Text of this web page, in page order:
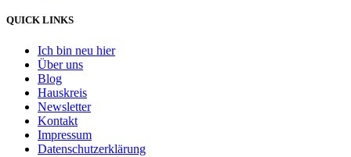
QUICK LINKS
Ich bin neu hier
Über uns
Blog
Hauskreis
Newsletter
Kontakt
Impressum
Datenschutzerklärung